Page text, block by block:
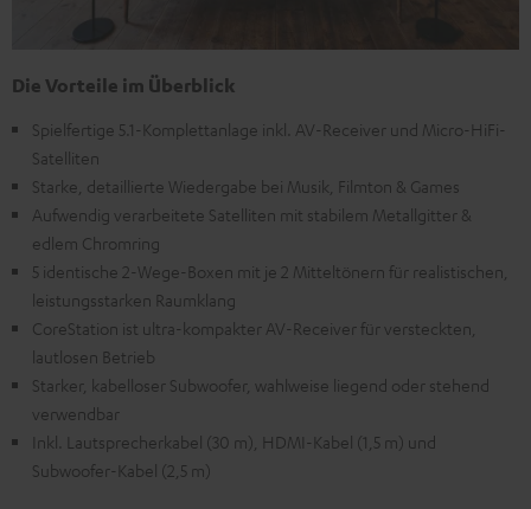
Die Vorteile im Überblick
Spielfertige 5.1-Komplettanlage inkl. AV-Receiver und Micro-HiFi-
Satelliten
Starke, detaillierte Wiedergabe bei Musik, Filmton & Games
Aufwendig verarbeitete Satelliten mit stabilem Metallgitter &
edlem Chromring
5 identische 2-Wege-Boxen mit je 2 Mitteltönern für realistischen,
leistungsstarken Raumklang
CoreStation ist ultra-kompakter AV-Receiver für versteckten,
lautlosen Betrieb
Starker, kabelloser Subwoofer, wahlweise liegend oder stehend
verwendbar
Inkl. Lautsprecherkabel (30 m), HDMI-Kabel (1,5 m) und
Subwoofer-Kabel (2,5 m)